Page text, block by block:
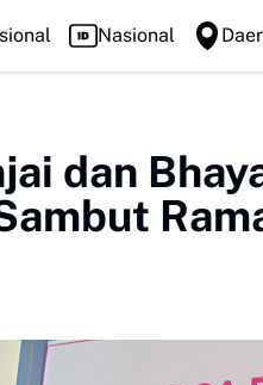
Nasional
dan